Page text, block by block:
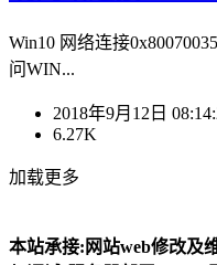
Win10 网络连接
问WIN...
2018年9月12日
6.27K
加载更多
本站承接:网站web修改及